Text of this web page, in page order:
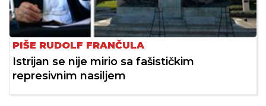
PIŠE RUDOLF FRANČULA
Istrijan se nije mirio sa fašističkim
represivnim nasiljem